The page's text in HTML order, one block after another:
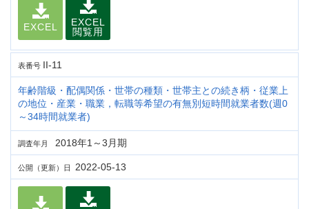
EXCEL
EXCEL
閲覧用
表番号 II-11
年齢階級・配偶関係・世帯の種類・世帯主との続き柄・従業上
の地位・産業・職業，転職等希望の有無別短時間就業者数(週0
～34時間就業者)
調査年月 2018年1～3月期
公開（更新）日 2022-05-13